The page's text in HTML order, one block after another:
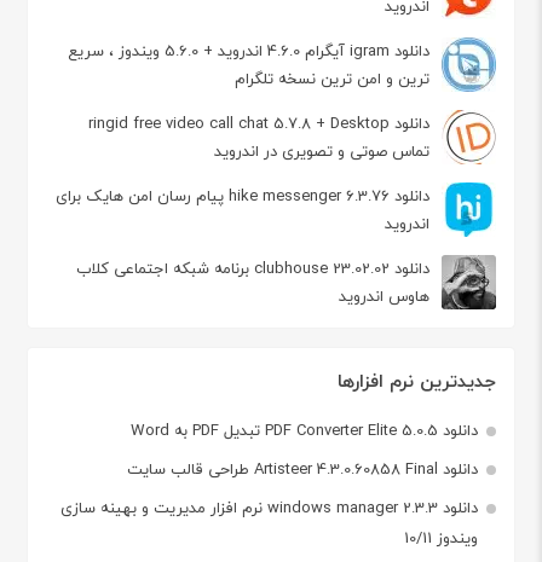
اندروید
دانلود igram آیگرام 4.6.0 اندروید + 5.6.0 ویندوز ، سریع
ترین و امن ترین نسخه تلگرام
دانلود ringid free video call chat 5.7.8 + Desktop
تماس صوتی و تصویری در اندروید
دانلود hike messenger 6.3.76 پیام‌ رسان‌ امن هایک برای
اندروید
دانلود clubhouse 23.02.02 برنامه شبکه اجتماعی کلاب
هاوس اندروید
جدیدترین نرم افزارها
دانلود PDF Converter Elite 5.0.5 تبدیل PDF به Word
دانلود Artisteer 4.3.0.60858 Final طراحی قالب سایت
دانلود windows manager 2.3.3 نرم افزار مدیریت و بهینه سازی
ویندوز 10/11